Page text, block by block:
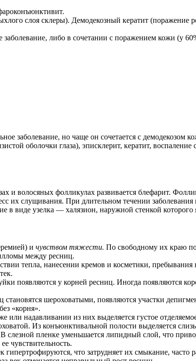
слоя склеры). Демодекозный кератит
заболевание, либо в сочетании с поражением кожи (у
заболевание, но чаще он сочетается с демодекозом
оболочки глаза), эписклерит, кератит,
волосяных фолликулах развивается блефарит.
их слущивания. При длительном течении
в виде узелка — халязион, наружной стенкой которого
и чувством тяжести. По свободному их краю
между ресниц.
тепла, нанесении кремов и косметики,
появляются у корней ресниц. Иногда появляются
становятся шероховатыми, появляются участки
«корня».
или надавливании из них выделяется густое
Из конъюнктивальной полости выделяется
слезной пленке уменьшается липидный слой, что
чувствительность.
что затрудняет их смыкание, часто